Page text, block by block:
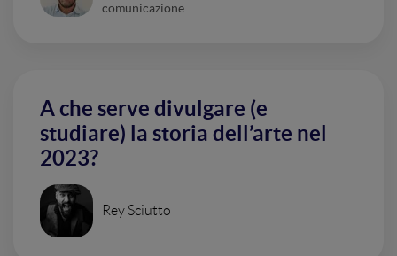
comunicazione
A che serve divulgare (e
studiare) la storia dell’arte nel
2023?
Rey Sciutto